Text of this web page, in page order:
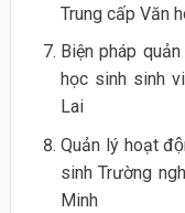
Trung cấp Văn
Biện pháp
học sinh sinh
Lai
Quản lý hoạt
sinh Trường
Minh